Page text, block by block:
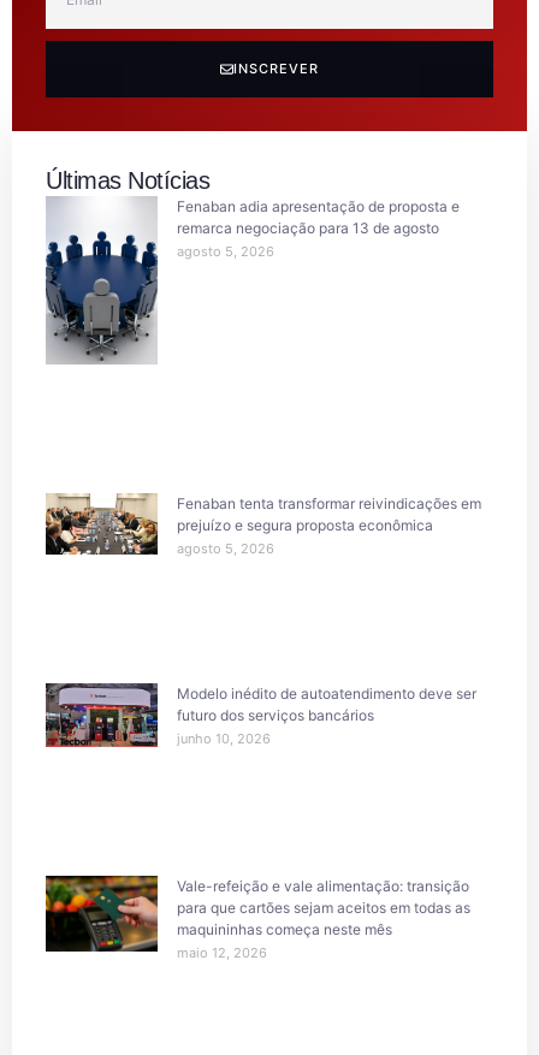
INSCREVER
Últimas Notícias
Fenaban adia apresentação de proposta e
remarca negociação para 13 de agosto
agosto 5, 2026
Fenaban tenta transformar reivindicações em
prejuízo e segura proposta econômica
agosto 5, 2026
Modelo inédito de autoatendimento deve ser
futuro dos serviços bancários
junho 10, 2026
Vale-refeição e vale alimentação: transição
para que cartões sejam aceitos em todas as
maquininhas começa neste mês
maio 12, 2026